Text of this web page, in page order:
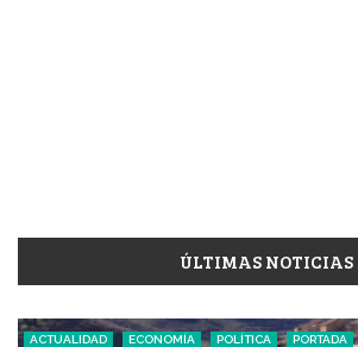
ÚLTIMAS NOTICIAS
ACTUALIDAD ECONOMÍA POLÍTICA PORTADA